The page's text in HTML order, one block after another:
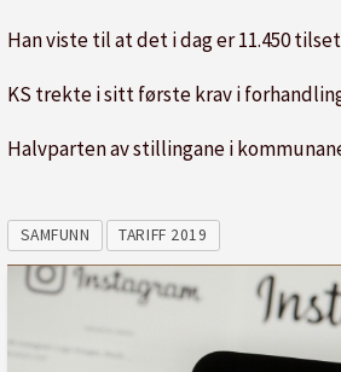
Han viste til at det i dag er 11.450
KS trekte i sitt første krav i
Halvparten av stillingane i
SAMFUNN TARIFF 2019